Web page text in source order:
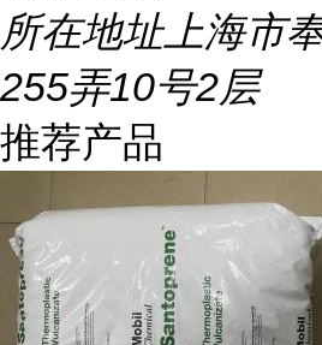
所在地址上海市
255弄10号2层
推荐产品